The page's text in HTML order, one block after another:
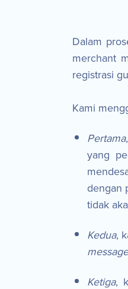
Dalam
merchant
registrasi
Kami
Pertama
yang
dengan
tidak
Kedua,
message
Ketiga,